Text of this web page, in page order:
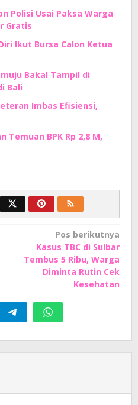
Polisi Usai Paksa Warga
Gratis
Ikut Bursa Calon Ketua
Bakal Tampil di
Bali
Imbas Efisiensi,
Temuan BPK Rp 2,8 M,
Pos berikutnya
Kasus TBC di Sulbar
Tembus 5 Ribu, Warga
Diminta Rutin Cek
Kesehatan